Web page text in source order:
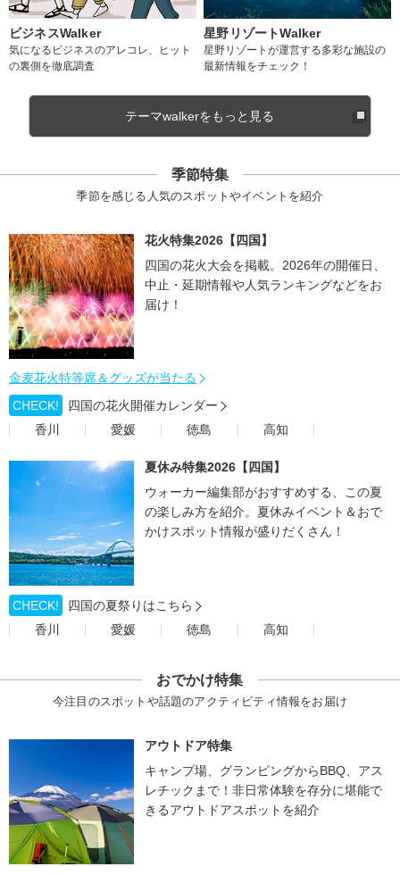
ビジネスWalker
気になるビジネスのアレコレ、ヒット
の裏側を徹底調査
星野リゾートWalker
星野リゾートが運営する多彩な施設の
最新情報をチェック！
テーマwalkerをもっと見る
季節特集
季節を感じる人気のスポットやイベントを紹介
花火特集2026【四国】
四国の花火大会を掲載。2026年の開催日、
中止・延期情報や人気ランキングなどをお
届け！
金麦花火特等席＆グッズが当たる
CHECK!
四国の花火開催カレンダー
香川
愛媛 徳島 高知
夏休み特集2026【四国】
ウォーカー編集部がおすすめする、この夏
の楽しみ方を紹介。夏休みイベント＆おで
かけスポット情報が盛りだくさん！
CHECK!
四国の夏祭りはこちら
香川
愛媛 徳島 高知
おでかけ特集
今注目のスポットや話題のアクティビティ情報をお届け
アウトドア特集
キャンプ場、グランピングからBBQ、アス
レチックまで！非日常体験を存分に堪能で
きるアウトドアスポットを紹介